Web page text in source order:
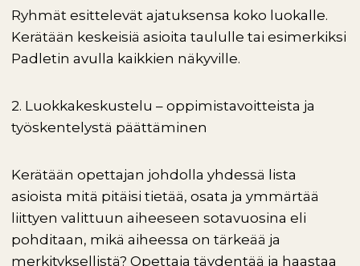
Ryhmät esittelevät ajatuksensa koko luokalle.
Kerätään keskeisiä asioita taululle tai esimerkiksi
Padletin avulla kaikkien näkyville.
2. Luokkakeskustelu – oppimistavoitteista ja
työskentelystä päättäminen
Kerätään opettajan johdolla yhdessä lista
asioista mitä pitäisi tietää, osata ja ymmärtää
liittyen valittuun aiheeseen sotavuosina eli
pohditaan, mikä aiheessa on tärkeää ja
merkityksellistä? Opettaja täydentää ja haastaa